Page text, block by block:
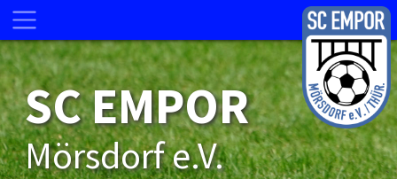
SC EMPOR
Mörsdorf e.V.